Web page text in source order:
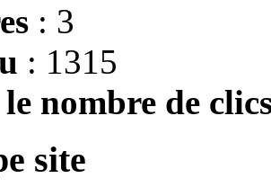
: 3
: 1315
nombre de
site